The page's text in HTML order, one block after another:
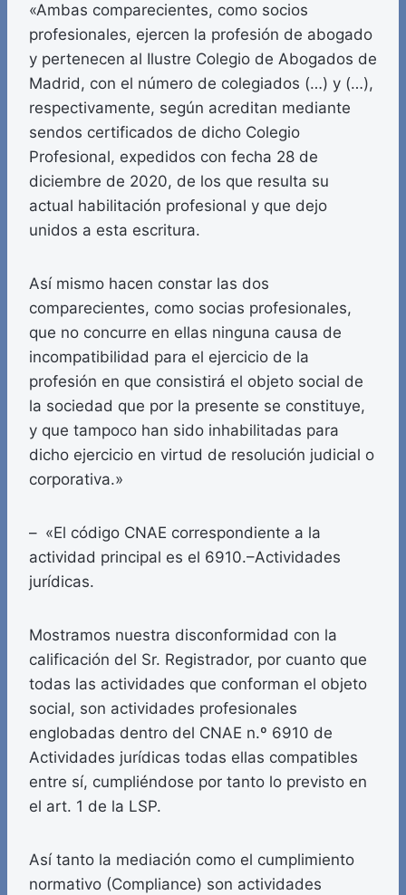
«Ambas comparecientes, como socios
profesionales, ejercen la profesión de abogado
y pertenecen al Ilustre Colegio de Abogados de
Madrid, con el número de colegiados (…) y (…),
respectivamente, según acreditan mediante
sendos certificados de dicho Colegio
Profesional, expedidos con fecha 28 de
diciembre de 2020, de los que resulta su
actual habilitación profesional y que dejo
unidos a esta escritura.
Así mismo hacen constar las dos
comparecientes, como socias profesionales,
que no concurre en ellas ninguna causa de
incompatibilidad para el ejercicio de la
profesión en que consistirá el objeto social de
la sociedad que por la presente se constituye,
y que tampoco han sido inhabilitadas para
dicho ejercicio en virtud de resolución judicial o
corporativa.»
– «El código CNAE correspondiente a la
actividad principal es el 6910.–Actividades
jurídicas.
Mostramos nuestra disconformidad con la
calificación del Sr. Registrador, por cuanto que
todas las actividades que conforman el objeto
social, son actividades profesionales
englobadas dentro del CNAE n.º 6910 de
Actividades jurídicas todas ellas compatibles
entre sí, cumpliéndose por tanto lo previsto en
el art. 1 de la LSP.
Así tanto la mediación como el cumplimiento
normativo (Compliance) son actividades